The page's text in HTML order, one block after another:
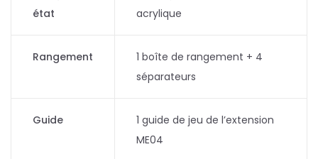
état
acrylique
Rangement
1 boîte de rangement + 4
séparateurs
Guide
1 guide de jeu de l’extension
ME04